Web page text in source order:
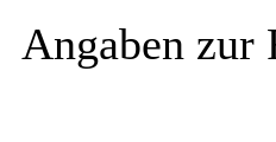
Angaben zur